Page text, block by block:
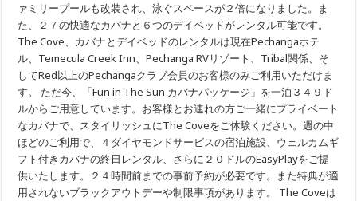
は
Pechanga
Casino
で！
ァミリープールも改装され、泳ぐスペースが２倍になりました。ま
た、２７の快適なカバナと６つのデイベッドがレンタル可能です。
The Cove、カバナとデイベッドのレンタルは現在Pechangaホテ
ル、Temecula Creek Inn、Pechanga RVリゾート、Tribal関係、そ
してRed以上のPechangaクラブ会員のお客様のみご利用いただけま
す。 ただ今、「Fun in The Sun カバナパッケージ」を一泊３４９ド
ルからご用意しています。お客様とお連れの方ご一緒にプライベート
なカバナで、スタイリッシュにThe Coveをご体験ください。週の中
ほどのご利用で、４ダイヤモンドサービスの宿泊施設、ウェルカムギ
フト付きカバナの終日レンタル、さらに２０ドルのEasyPlayをご提
供いたします。２４時間前までの事前予約が必要です。また特典が適
用されないブラックアウトデーや制限事項があります。 The Coveは